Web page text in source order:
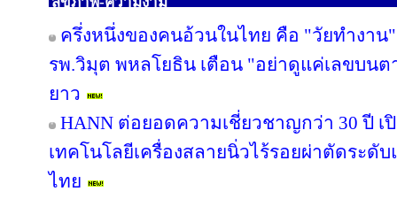
ครึ่งหนึ่งของคนอ้วนในไทย คือ "วัยทำงา
รพ.วิมุต พหลโยธิน เตือน "อย่าดูแค่เลขบน
ยาว
HANN ต่อยอดความเชี่ยวชาญกว่า 30 ปี เ
เทคโนโลยีเครื่องสลายนิ่วไร้รอยผ่าตัดระดั
ไทย